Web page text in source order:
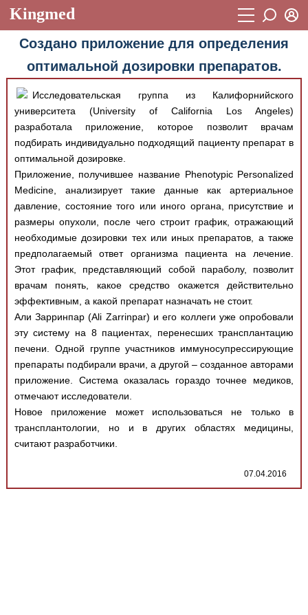
Kingmed
Учебный материал
Видеогалерея 899
Фотогалерея (1906)
Истории болезней 1268
Лекции и презентации
Аккредитационные тесты
Методические рекомендации 1050
Научно-популярное
Статьи
Новости (244)
Медицинская стандартизация
Нормативы экстренной и неотложной помощи
Нормы лабораторных и инструментальных
исследований
Обратная связь
Добавить материал
FAQ
Пароль
Восстановить пароль
Регистрация
Вход
Создано приложение для определения
оптимальной дозировки препаратов.
Исследовательская группа из Калифорнийского
университета (University of California Los Angeles)
разработала приложение, которое позволит врачам
подбирать индивидуально подходящий пациенту препарат в
оптимальной дозировке.
Приложение, получившее название Phenotypic Personalized
Medicine, анализирует такие данные как артериальное
давление, состояние того или иного органа, присутствие и
размеры опухоли, после чего строит график, отражающий
необходимые дозировки тех или иных препаратов, а также
предполагаемый ответ организма пациента на лечение.
Этот график, представляющий собой параболу, позволит
врачам понять, какое средство окажется действительно
эффективным, а какой препарат назначать не стоит.
Али Зарринпар (Ali Zarrinpar) и его коллеги уже опробовали
эту систему на 8 пациентах, перенесших трансплантацию
печени. Одной группе участников иммуносупрессирующие
препараты подбирали врачи, а другой – созданное авторами
приложение. Система оказалась гораздо точнее медиков,
отмечают исследователи.
Новое приложение может использоваться не только в
трансплантологии, но и в других областях медицины,
считают разработчики.
07.04.2016